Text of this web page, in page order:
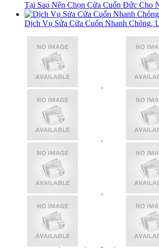
Tại Sao Nên Chọn Cửa Cuốn Đức Cho
Dịch Vụ Sửa Cửa Cuốn Nhanh Chóng,